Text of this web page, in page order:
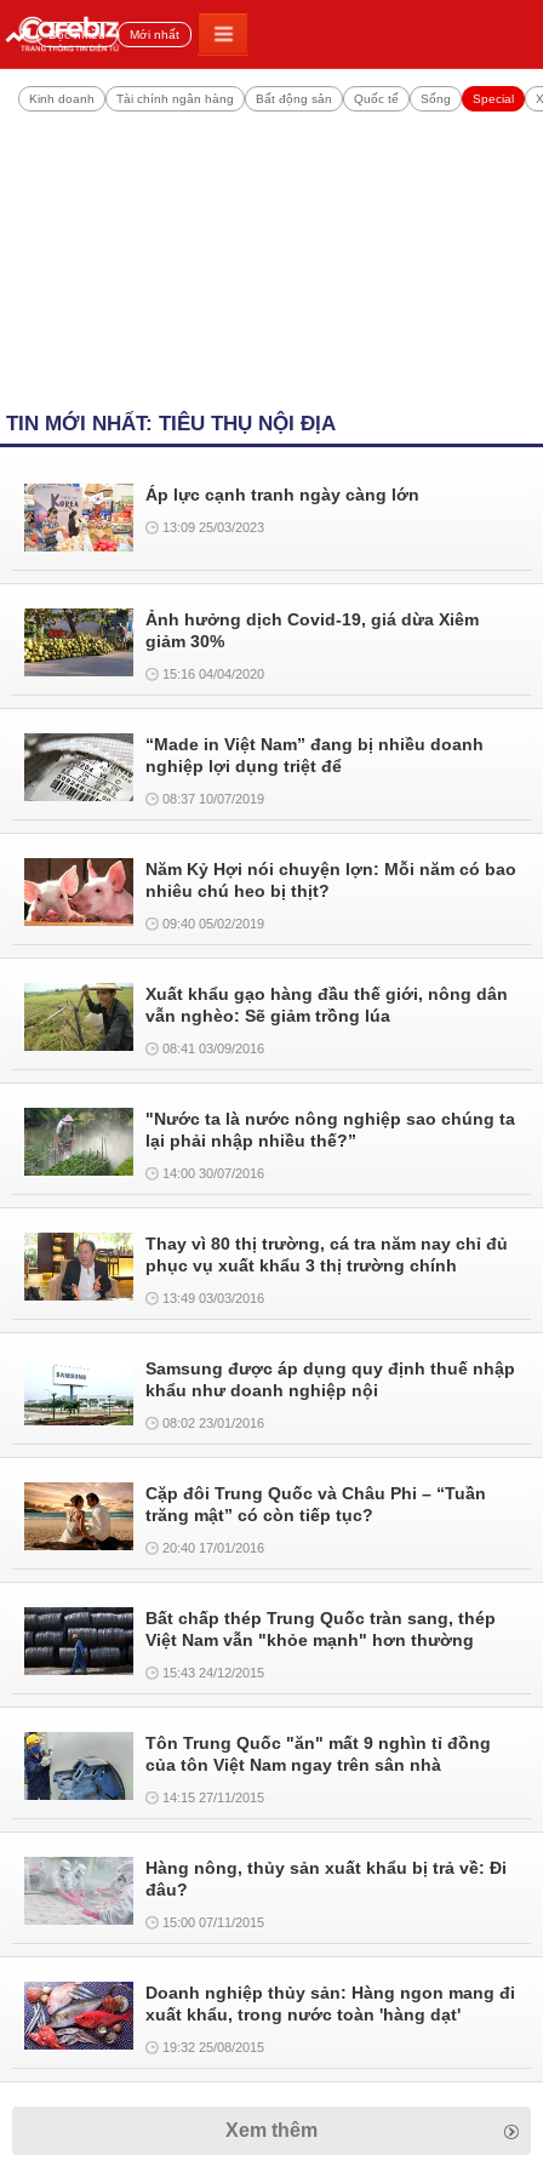
Đọc nhiều Mới nhất
Kinh doanh Tài chính ngân hàng Bất động sản Quốc tế Sống Special
TIN MỚI NHẤT: TIÊU THỤ NỘI ĐỊA
Áp lực cạnh tranh ngày càng lớn
13:09 25/03/2023
Ảnh hưởng dịch Covid-19, giá dừa Xiêm
giảm 30%
15:16 04/04/2020
“Made in Việt Nam” đang bị nhiều doanh
nghiệp lợi dụng triệt để
08:37 10/07/2019
Năm Kỷ Hợi nói chuyện lợn: Mỗi năm có bao
nhiêu chú heo bị thịt?
09:40 05/02/2019
Xuất khẩu gạo hàng đầu thế giới, nông dân
vẫn nghèo: Sẽ giảm trồng lúa
08:41 03/09/2016
"Nước ta là nước nông nghiệp sao chúng ta
lại phải nhập nhiều thế?”
14:00 30/07/2016
Thay vì 80 thị trường, cá tra năm nay chỉ đủ
phục vụ xuất khẩu 3 thị trường chính
13:49 03/03/2016
Samsung được áp dụng quy định thuế nhập
khẩu như doanh nghiệp nội
08:02 23/01/2016
Cặp đôi Trung Quốc và Châu Phi – “Tuần
trăng mật” có còn tiếp tục?
20:40 17/01/2016
Bất chấp thép Trung Quốc tràn sang, thép
Việt Nam vẫn "khỏe mạnh" hơn thường
15:43 24/12/2015
Tôn Trung Quốc "ăn" mất 9 nghìn tỉ đồng
của tôn Việt Nam ngay trên sân nhà
14:15 27/11/2015
Hàng nông, thủy sản xuất khẩu bị trả về: Đi
đâu?
15:00 07/11/2015
Doanh nghiệp thủy sản: Hàng ngon mang đi
xuất khẩu, trong nước toàn 'hàng dạt'
19:32 25/08/2015
Xem thêm